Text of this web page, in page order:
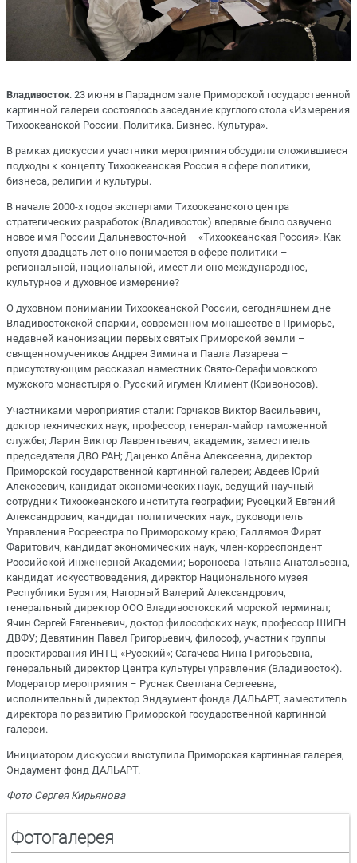
Владивосток. 23 июня в Парадном зале Приморской государственной
картинной галереи состоялось заседание круглого стола «Измерения
Тихоокеанской России. Политика. Бизнес. Культура».
В рамках дискуссии участники мероприятия обсудили сложившиеся
подходы к концепту Тихоокеанская Россия в сфере политики,
бизнеса, религии и культуры.
В начале 2000-х годов экспертами Тихоокеанского центра
стратегических разработок (Владивосток) впервые было озвучено
новое имя России Дальневосточной – «Тихоокеанская Россия». Как
спустя двадцать лет оно понимается в сфере политики –
региональной, национальной, имеет ли оно международное,
культурное и духовное измерение?
О духовном понимании Тихоокеанской России, сегодняшнем дне
Владивостокской епархии, современном монашестве в Приморье,
недавней канонизации первых святых Приморской земли –
священномучеников Андрея Зимина и Павла Лазарева –
присутствующим рассказал наместник Свято-Серафимовского
мужского монастыря о. Русский игумен Климент (Кривоносов).
Участниками мероприятия стали: Горчаков Виктор Васильевич,
доктор технических наук, профессор, генерал-майор таможенной
службы; Ларин Виктор Лаврентьевич, академик, заместитель
председателя ДВО РАН; Даценко Алёна Алексеевна, директор
Приморской государственной картинной галереи; Авдеев Юрий
Алексеевич, кандидат экономических наук, ведущий научный
сотрудник Тихоокеанского института географии; Русецкий Евгений
Александрович, кандидат политических наук, руководитель
Управления Росреестра по Приморскому краю; Галлямов Фират
Фаритович, кандидат экономических наук, член-корреспондент
Российской Инженерной Академии; Бороноева Татьяна Анатольевна,
кандидат искусствоведения, директор Национального музея
Республики Бурятия; Нагорный Валерий Александрович,
генеральный директор ООО Владивостокский морской терминал;
Ячин Сергей Евгеньевич, доктор философских наук, профессор ШИГН
ДВФУ; Девятинин Павел Григорьевич, философ, участник группы
проектирования ИНТЦ «Русский»; Сагачева Нина Григорьевна,
генеральный директор Центра культуры управления (Владивосток).
Модератор мероприятия – Руснак Светлана Сергеевна,
исполнительный директор Эндаумент фонда ДАЛЬАРТ, заместитель
директора по развитию Приморской государственной картинной
галереи.
Инициатором дискуссии выступила Приморская картинная галерея,
Эндаумент фонд ДАЛЬАРТ.
Фото Сергея Кирьянова
Фотогалерея